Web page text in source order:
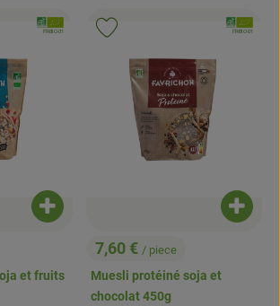
et fruits
Ajouter le produit au panier
, Association:
, Autorité de contrôle:
FR-BIO-01
aux favoris
, Prix:
7,60 € / piece
Muesli protéiné soja et
chocolat 450g
, , Autorité de contrôle:
FR-BIO-01
Ajouter le produit aux favoris